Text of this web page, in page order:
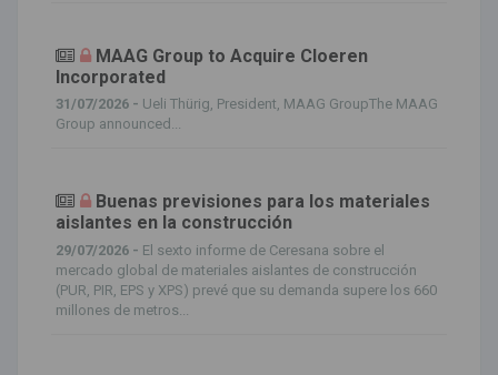
MAAG Group to Acquire Cloeren
Incorporated
31/07/2026 - Ueli Thürig, President, MAAG GroupThe MAAG
Group announced...
Buenas previsiones para los materiales
aislantes en la construcción
29/07/2026 - El sexto informe de Ceresana sobre el
mercado global de materiales aislantes de construcción
(PUR, PIR, EPS y XPS) prevé que su demanda supere los 660
millones de metros...